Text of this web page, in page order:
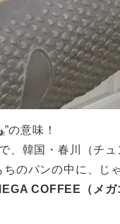
”の意味！
で、韓国・春川（チ
のパンの中に、じ
COFFEE（メガ